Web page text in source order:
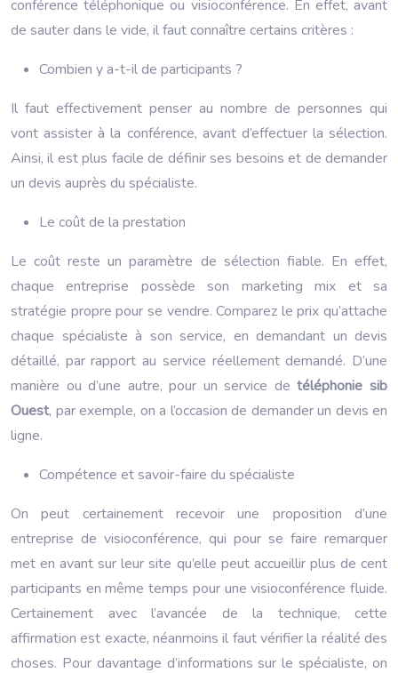
conférence téléphonique ou visioconférence. En effet, avant
de sauter dans le vide, il faut connaître certains critères :
Combien y a-t-il de participants ?
Il faut effectivement penser au nombre de personnes qui
vont assister à la conférence, avant d’effectuer la sélection.
Ainsi, il est plus facile de définir ses besoins et de demander
un devis auprès du spécialiste.
Le coût de la prestation
Le coût reste un paramètre de sélection fiable. En effet,
chaque entreprise possède son marketing mix et sa
stratégie propre pour se vendre. Comparez le prix qu’attache
chaque spécialiste à son service, en demandant un devis
détaillé, par rapport au service réellement demandé. D’une
manière ou d’une autre, pour un service detéléphonie sib
Ouest, par exemple, on a l’occasion de demander un devis en
ligne.
Compétence et savoir-faire du spécialiste
On peut certainement recevoir une proposition d’une
entreprise de visioconférence, qui pour se faire remarquer
met en avant sur leur site qu’elle peut accueillir plus de cent
participants en même temps pour une visioconférence fluide.
Certainement avec l’avancée de la technique, cette
affirmation est exacte, néanmoins il faut vérifier la réalité des
choses. Pour davantage d’informations sur le spécialiste, on